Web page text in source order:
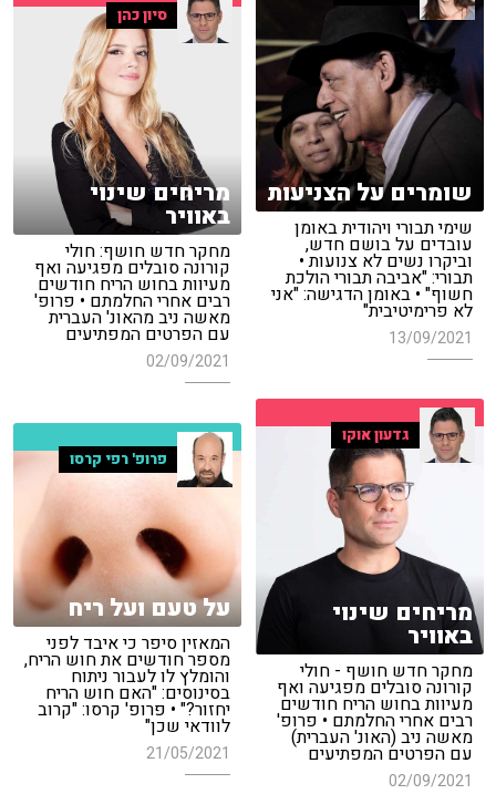
שומרים על הצניעות
שימי תבורי ויהודית באומן
עובדים על בושם חדש,
וביקרו נשים לא צנועות •
תבורי: "אביבה תבורי הולכת
חשוף" • באומן הדגישה: "אני
לא פרימיטיבית"
13/09/2021
סיון כהן
מריחים שינוי
באוויר
מחקר חדש חושף: חולי
קורונה סובלים מפגיעה ואף
מעיוות בחוש הריח חודשים
רבים אחרי החלמתם • פרופ'
מאשה ניב מהאונ' העברית
עם הפרטים המפתיעים
02/09/2021
גדעון אוקו
מריחים שינוי
באוויר
מחקר חדש חושף - חולי
קורונה סובלים מפגיעה ואף
מעיוות בחוש הריח חודשים
רבים אחרי החלמתם • פרופ'
מאשה ניב (האונ' העברית)
עם הפרטים המפתיעים
02/09/2021
פרופ' רפי קרסו
על טעם ועל ריח
המאזין סיפר כי איבד לפני
מספר חודשים את חוש הריח,
והומלץ לו לעבור ניתוח
בסינוסים: "האם חוש הריח
יחזור?" • פרופ' קרסו: "קרוב
לוודאי שכן"
21/05/2021